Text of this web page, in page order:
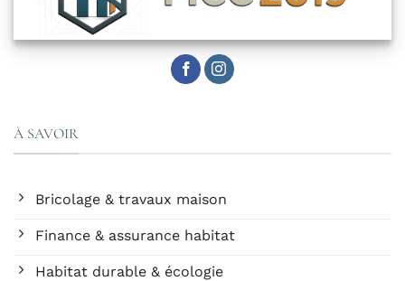
À SAVOIR
Bricolage & travaux maison
Finance & assurance habitat
Habitat durable & écologie